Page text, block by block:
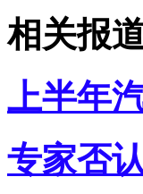
相关报
上半年
专家否